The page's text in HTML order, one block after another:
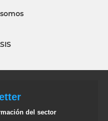
del sector